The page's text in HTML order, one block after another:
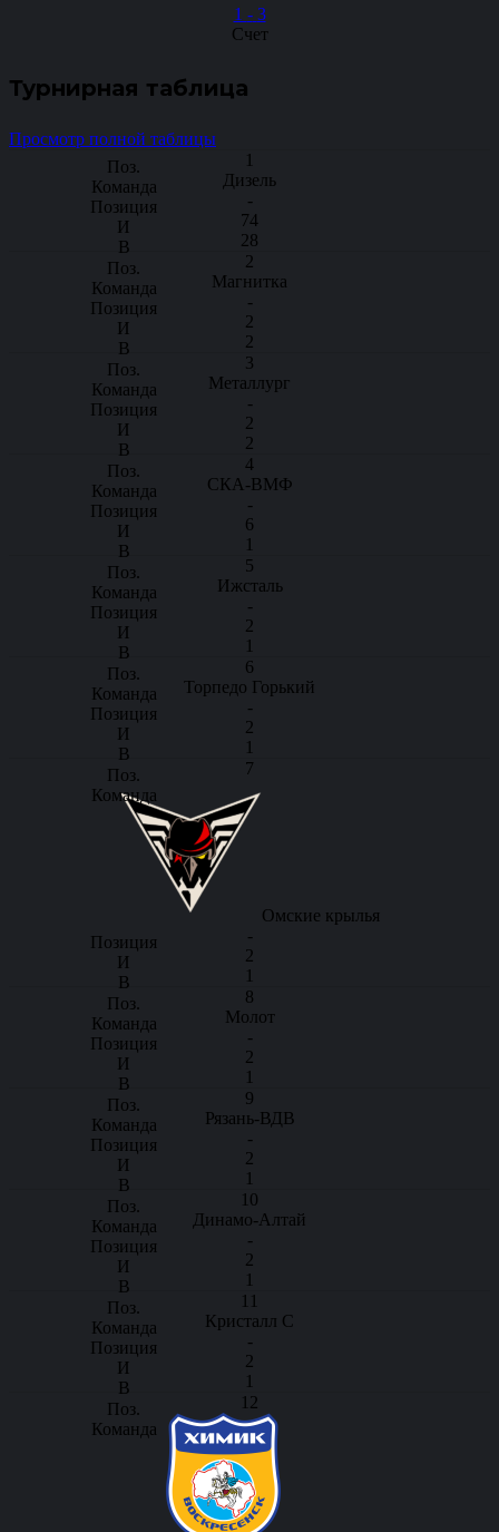
1 - 3
Счет
Турнирная таблица
Просмотр полной таблицы
1
Дизель
-
74
28
2
Магнитка
-
2
2
3
Металлург
-
2
2
4
СКА-ВМФ
-
6
1
5
Ижсталь
-
2
1
6
Торпедо Горький
-
2
1
7
Омские крылья
-
2
1
8
Молот
-
2
1
9
Рязань-ВДВ
-
2
1
10
Динамо-Алтай
-
2
1
11
Кристалл С
-
2
1
12